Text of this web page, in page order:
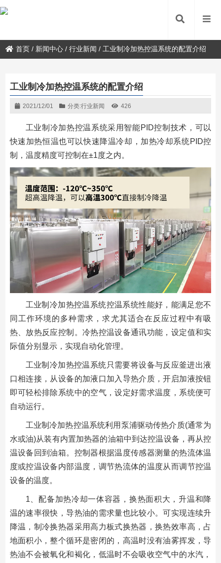
首页 / 新闻中心 /行业新闻 / 工业制冷加热控温系统的配置介绍
工业制冷加热控温系统的配置介绍
2021/12/01 分类:行业新闻 426
工业制冷加热控温系统采用智能PID控制技术，可以
快速加热恒温也可以快速降温冷却，加热冷却系统PID控
制，温度精度可控制在±1度之内。
工业制冷加热控温系统控温系统性能好，能满足您不
同工作环境的多种需求，求尤其适合在反应过程中有吸
热、放热反应控制。冷热控温设备通讯功能，设定值和实
际值分别显示，实现自动化管理。
工业制冷加热控温系统只需要将设备与反应釜进出液
口相连接，从设备的加液口加入导热介质，开启加液按钮
即可轻松排除系统中的空气，设定好需求温度，系统便可
自动运行。
工业制冷加热控温系统利用泵浦驱动传热介质(通常为
水或油)从装有内置加热器的油箱中到达控温设备，再从控
温设备回到油箱。控制器根据温度传感器测量的热流体温
度或控温设备内部温度，调节热流体的温度从而调节控温
设备的温度。
1、配备加热冷却一体容器，换热面积大，升温和降
温的速率很快，导热油的需求量也比较小。可实现连续升
降温，制冷换热器采用高力板式换热器，换热效率高，占
地面积小，整个循环是密闭的，高温时没有油雾挥发，导
热油不会被氧化和褐化，低温时不会吸收空气中的水汽，